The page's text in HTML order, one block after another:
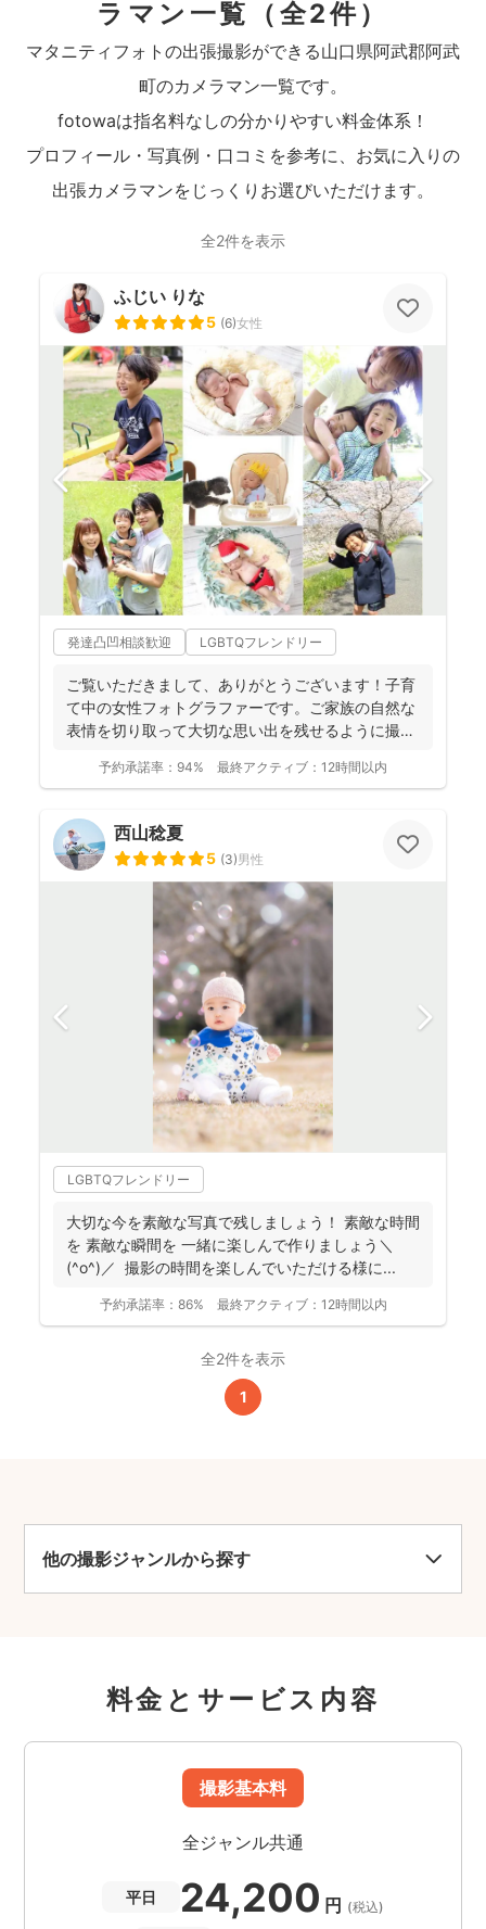
ラマン一覧
（全2件）
マタニティフォトの出張撮影ができる山口県阿武郡阿武
町のカメラマン一覧です。
fotowaは指名料なしの分かりやすい料金体系！
プロフィール・写真例・口コミを参考に、お気に入りの
出張カメラマンをじっくりお選びいただけます。
全2件を表示
ふじい りな
5 (6)女性
発達凸凹相談歓迎 LGBTQフレンドリー
ご覧いただきまして、ありがとうございます！子育
て中の女性フォトグラファーです。ご家族の自然な
表情を切り取って大切な思い出を残せるように撮影
予約承諾率： 94% 最終アクティブ： 12時間以内
西山稔夏
5 (3)男性
LGBTQフレンドリー
大切な今を素敵な写真で残しましょう！ 素敵な時間
を 素敵な瞬間を 一緒に楽しんで作りましょう＼
(^o^)／ 撮影の時間を楽しんでいただける様に...
予約承諾率： 86% 最終アクティブ： 12時間以内
全2件を表示
1
他の撮影ジャンルから探す
料金とサービス内容
撮影基本料
全ジャンル共通
平日 24,200 円 (税込)